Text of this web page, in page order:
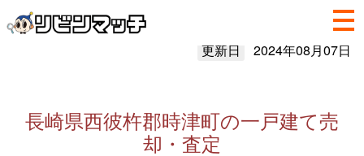
更新日 2024年08月07日
長崎県西彼杵郡時津町の一戸建て売
却・査定